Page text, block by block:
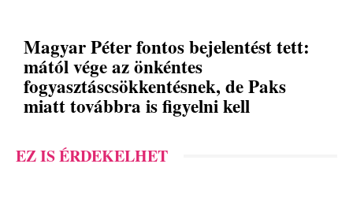
Magyar Péter fontos bejelentést tett:
mától vége az önkéntes
fogyasztáscsökkentésnek, de Paks
miatt továbbra is figyelni kell
EZ IS ÉRDEKELHET